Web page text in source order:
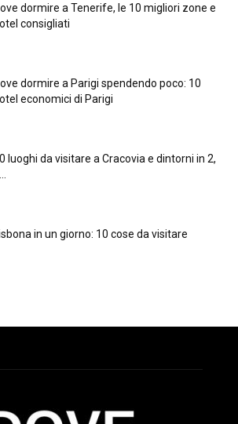
dormire a Tenerife, le 10 migliori zone e
consigliati
dormire a Parigi spendendo poco: 10
economici di Parigi
luoghi da visitare a Cracovia e dintorni in 2,
in un giorno: 10 cose da visitare